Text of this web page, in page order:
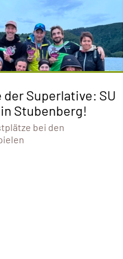
der Superlative: SU
Stubenberg!
bei den